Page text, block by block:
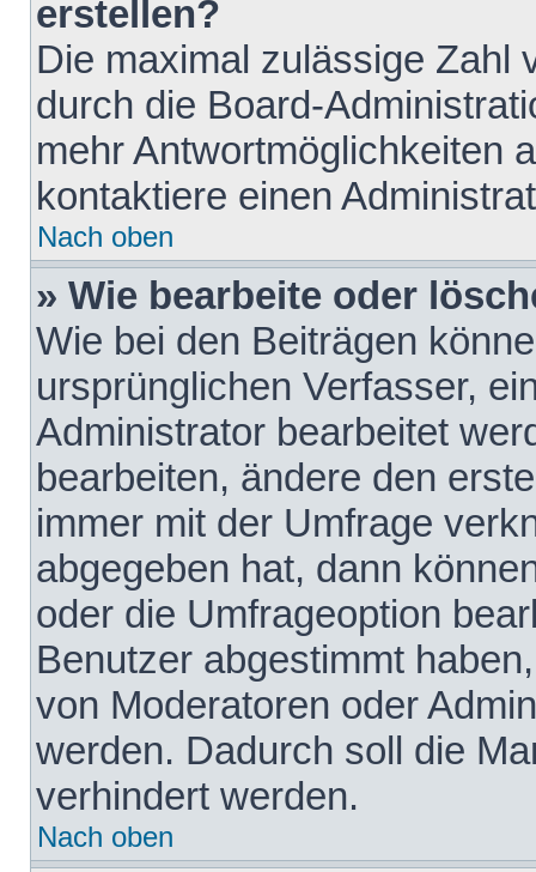
erstellen?
Die maximal zulässige Zahl
durch die Board-
mehr Antwortmöglichkeiten
kontaktiere einen
Nach oben
» Wie bearbeite oder
Wie bei den Beiträgen
ursprünglichen Verfasser,
Administrator bearbeitet
bearbeiten, ändere den
immer mit der Umfrage
abgegeben hat, dann
oder die Umfrageoption
Benutzer abgestimmt
von Moderatoren oder
werden. Dadurch soll die
verhindert werden.
Nach oben